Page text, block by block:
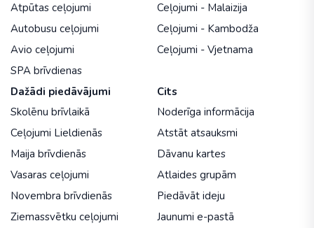
Atpūtas ceļojumi
Autobusu ceļojumi
Avio ceļojumi
SPA brīvdienas
Ceļojumi - Malaizija
Ceļojumi - Kambodža
Ceļojumi - Vjetnama
Dažādi piedāvājumi
Skolēnu brīvlaikā
Ceļojumi Lieldienās
Maija brīvdienās
Vasaras ceļojumi
Novembra brīvdienās
Ziemassvētku ceļojumi
Cits
Noderīga informācija
Atstāt atsauksmi
Dāvanu kartes
Atlaides grupām
Piedāvāt ideju
Jaunumi e-pastā